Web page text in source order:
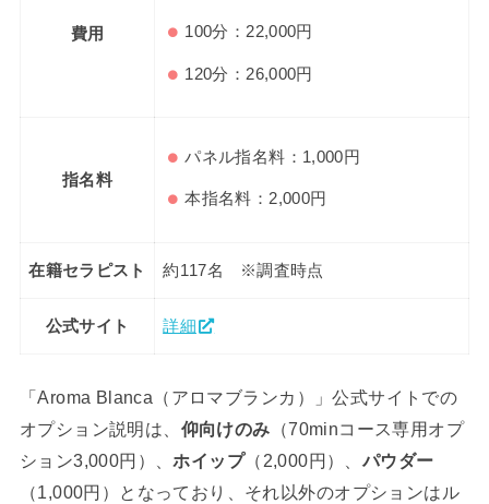
費用 100分：22,000円
120分：26,000円
指名料
パネル指名料：1,000円
本指名料：2,000円
在籍セラピスト 約117名 ※調査時点
公式サイト 詳細
「Aroma Blanca（アロマブランカ）」公式サイトでの
オプション説明は、 仰向けのみ （70minコース専用オプ
ション3,000円）、ホイップ（2,000円）、 パウダー
（1,000円）となっており、それ以外のオプションはル